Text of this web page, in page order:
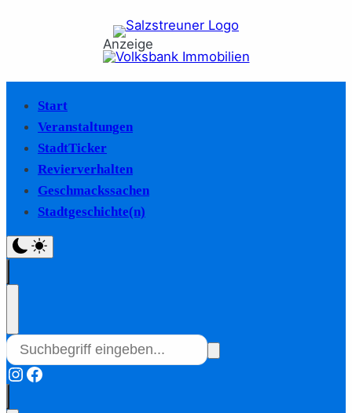
Anzeige
Start
Veranstaltungen
StadtTicker
Revierverhalten
Geschmackssachen
Stadtgeschichte(n)
Instagram
Facebook